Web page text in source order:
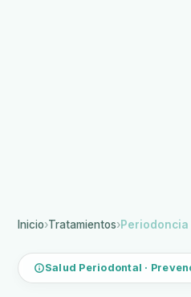
Inicio›Tratamientos›Periodoncia
Salud Periodontal ·